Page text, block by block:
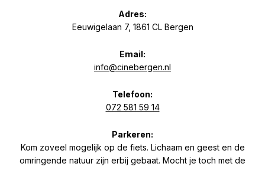
Adres:
Eeuwigelaan 7, 1861 CL Bergen
Email:
info@cinebergen.nl
Telefoon:
072 581 59 14
Parkeren:
Kom zoveel mogelijk op de fiets. Lichaam en geest en de
omringende natuur zijn erbij gebaat. Mocht je toch met de